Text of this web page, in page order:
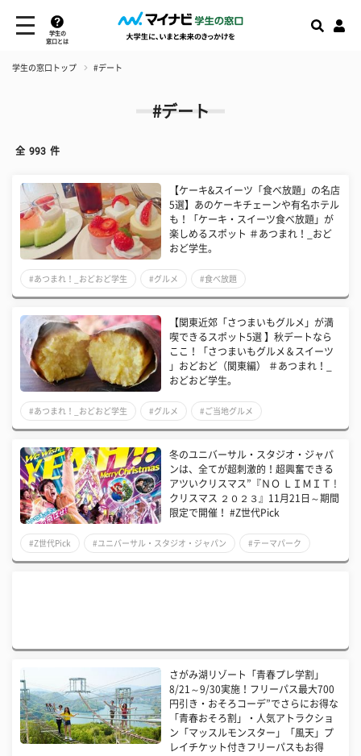
学生の
窓口とは
学生の窓口トップ #デート
#デート
全 993 件
【ケーキ&スイーツ「食べ放題」の名店
5選】あのケーキチェーンや有名ホテル
も！「ケーキ・スイーツ食べ放題」が
楽しめるスポット ＃あつまれ！_おど
おど学生。
#あつまれ！_おどおど学生 #グルメ #食べ放題
【関東近郊「さつまいもグルメ」が満
喫できるスポット5選 】秋デートなら
ここ！「さつまいもグルメ＆スイーツ
」おどおど（関東編） ＃あつまれ！_
おどおど学生。
#あつまれ！_おどおど学生 #グルメ #ご当地グルメ
冬のユニバーサル・スタジオ・ジャパ
ンは、全てが超刺激的！超興奮できる
アツいクリスマス”『ＮＯ ＬＩＭＩＴ !
クリスマス ２０２３』11月21日～期間
限定で開催！ #Z世代Pick
#Z世代Pick #ユニバーサル・スタジオ・ジャパン #テーマパーク
さがみ湖リゾート「青春プレ学割」
8/21～9/30実施！フリーパス最大700
円引き・おそろコーデ”でさらにお得な
「青春おそろ割」・人気アトラクショ
ン「マッスルモンスター」「風天」プ
レイチケット付きフリーパスもお得